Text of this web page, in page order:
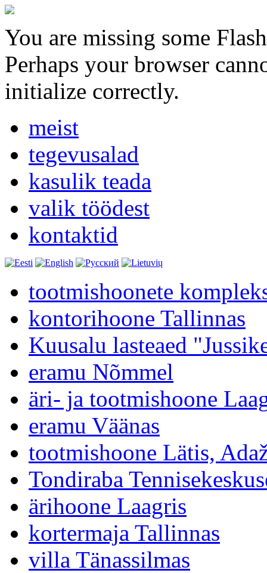
You are missing some
Perhaps your browser
initialize correctly.
meist
tegevusalad
kasulik teada
valik töödest
kontaktid
tootmishoonete
kontorihoone Tallinnas
Kuusalu lasteaed
eramu Nõmmel
äri- ja tootmishoone
eramu Väänas
tootmishoone Lätis,
Tondiraba
ärihoone Laagris
kortermaja Tallinnas
villa Tänassilmas